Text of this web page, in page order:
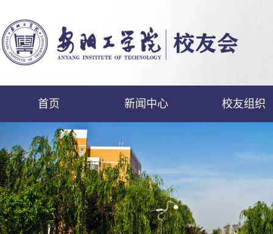
首页 新闻中心 校友组织